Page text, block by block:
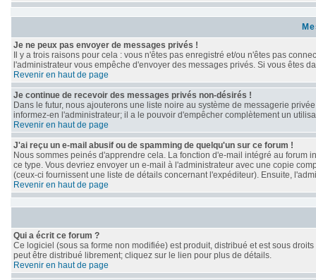
Je ne peux pas envoyer de messages privés !
Il y a trois raisons pour cela : vous n'êtes pas enregistré et/ou n'êtes pas
l'administrateur vous empêche d'envoyer des messages privés. Si vous êtes
Revenir en haut de page
Je continue de recevoir des messages privés non-désirés !
Dans le futur, nous ajouterons une liste noire au système de messagerie
informez-en l'administrateur; il a le pouvoir d'empêcher complètement un
Revenir en haut de page
J'ai reçu un e-mail abusif ou de spamming de quelqu'un sur ce forum !
Nous sommes peinés d'apprendre cela. La fonction d'e-mail intégré au
ce type. Vous devriez envoyer un e-mail à l'administrateur avec une copie
(ceux-ci fournissent une liste de détails concernant l'expéditeur). Ensuite,
Revenir en haut de page
Qui a écrit ce forum ?
Ce logiciel (sous sa forme non modifiée) est produit, distribué et est sous
peut être distribué librement; cliquez sur le lien pour plus de détails.
Revenir en haut de page